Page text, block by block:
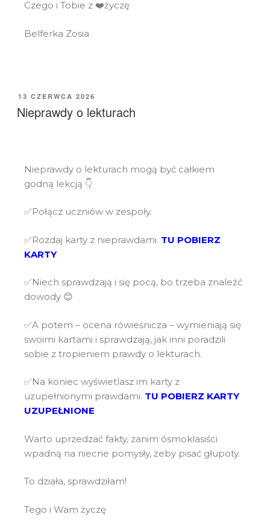
Czego i Tobie z ❤️życzę
Belferka Zosia
13 CZERWCA 2026
Nieprawdy o lekturach
Nieprawdy o lekturach mogą być całkiem
godną lekcją 👇
✅Połącz uczniów w zespoły.
✅Rozdaj karty z nieprawdami. TU POBIERZ
KARTY
✅Niech sprawdzają i się pocą, bo trzeba znaleźć
dowody 😊
✅A potem – ocena rówieśnicza – wymieniają się
swoimi kartami i sprawdzają, jak inni poradzili
sobie z tropieniem prawdy o lekturach.
✅Na koniec wyświetlasz im karty z
uzupełnionymi prawdami. TU POBIERZ KARTY
UZUPEŁNIONE
Warto uprzedzać fakty, zanim ósmoklasiści
wpadną na niecne pomysły, żeby pisać głupoty.
To działa, sprawdziłam!
Tego i Wam życzę